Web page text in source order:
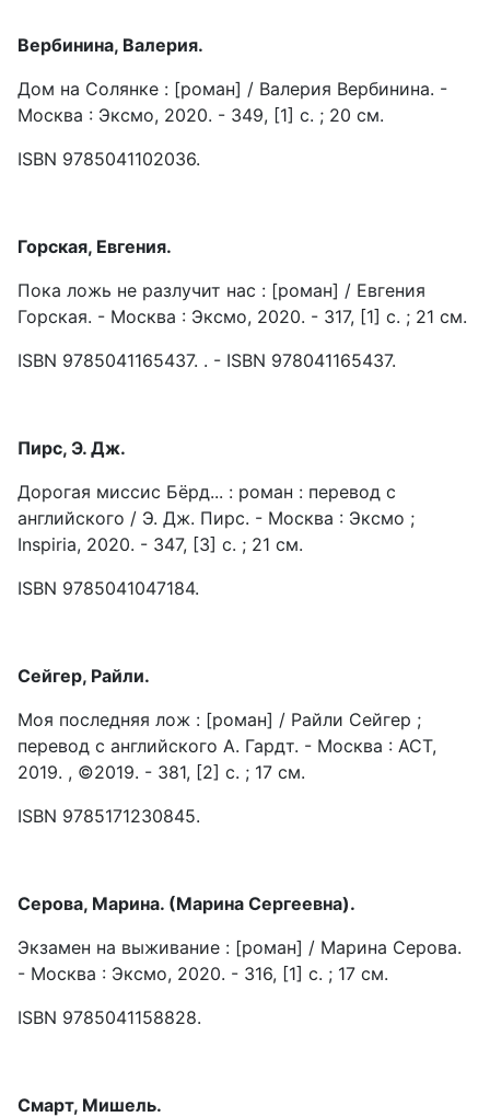
Вербинина, Валерия.
Дом на Солянке : [роман] / Валерия Вербинина. -
Москва : Эксмо, 2020. - 349, [1] c. ; 20 см.
ISBN 9785041102036.
Горская, Евгения.
Пока ложь не разлучит нас : [роман] / Евгения
Горская. - Москва : Эксмо, 2020. - 317, [1] с. ; 21 см.
ISBN 9785041165437. . - ISBN 978041165437.
Пирс, Э. Дж.
Дорогая миссис Бёрд... : роман : перевод с
английского / Э. Дж. Пирс. - Москва : Эксмо ;
Inspiria, 2020. - 347, [3] с. ; 21 см.
ISBN 9785041047184.
Сейгер, Райли.
Моя последняя лож : [роман] / Райли Сейгер ;
перевод с английского А. Гардт. - Москва : АСТ,
2019. , ©2019. - 381, [2] с. ; 17 см.
ISBN 9785171230845.
Серова, Марина. (Марина Сергеевна).
Экзамен на выживание : [роман] / Марина Серова.
- Москва : Эксмо, 2020. - 316, [1] с. ; 17 см.
ISBN 9785041158828.
Смарт, Мишель.